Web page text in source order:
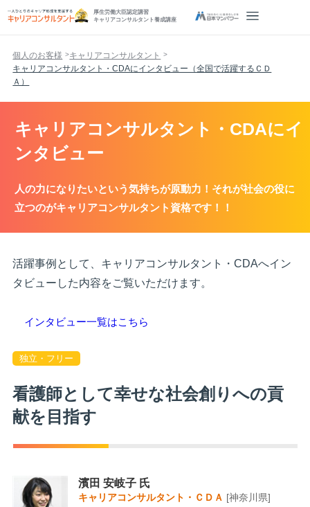
厚生労働大臣認定講習
キャリアコンサルタント養成講座
個人のお客様
キャリアコンサルタント
キャリアコンサルタント・CDAにインタビュー（全国で活躍するＣＤ
Ａ）
キャリアコンサルタント・CDAにイ
ンタビュー
人の力になりたいという気持ちが原動力！それが社会の役に
立つのがキャリアコンサルタント資格です！！
活躍事例として、キャリアコンサルタント・CDAへイン
タビューした内容をご覧いただけます。
インタビュー一覧はこちら
看護師として幸せな社会創りへの貢
献を目指す
独立・フリー
濱田 安岐子 氏
キャリアコンサルタント・ＣＤＡ [神奈川県]